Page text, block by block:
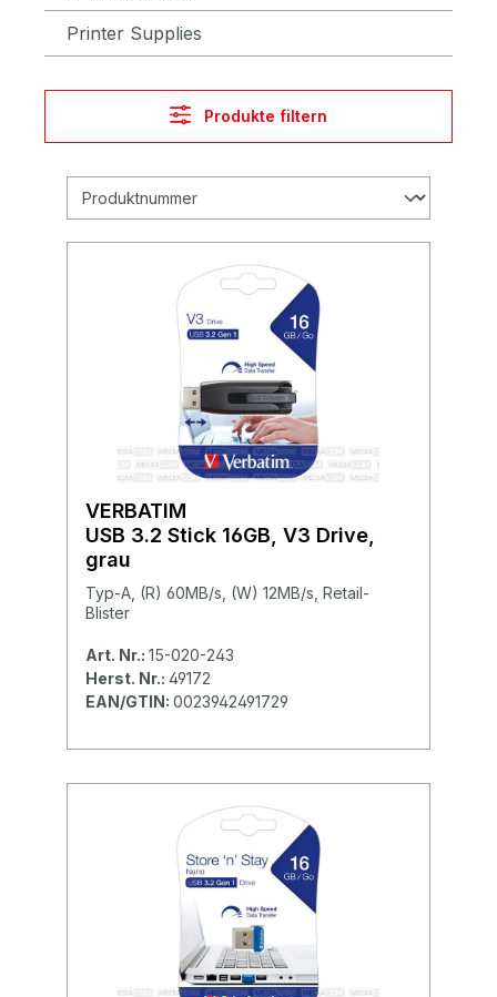
Printer Supplies
Produkte filtern
VERBATIM
USB 3.2 Stick 16GB, V3 Drive,
grau
Typ-A, (R) 60MB/s, (W) 12MB/s, Retail-
Blister
Art. Nr.: 15-020-243
Herst. Nr.: 49172
EAN/GTIN: 0023942491729